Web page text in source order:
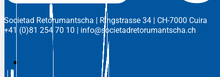
Societad Retorumantscha | Ringstrasse 34 | CH-7000 Cuira
+41 (0)81 254 70 10 | info@societadretorumantscha.ch